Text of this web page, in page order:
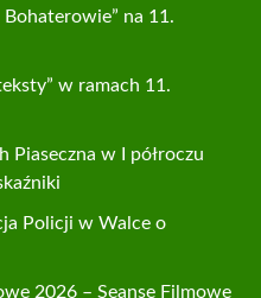
na 11.
w ramach 11.
Piaseczna w I półroczu
Policji w Walce o
2026 – Seanse Filmowe